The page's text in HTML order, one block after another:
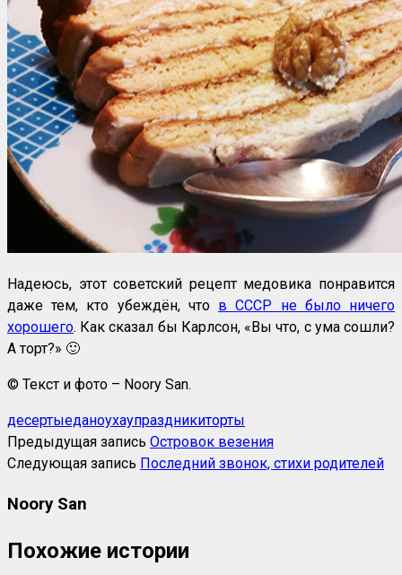
Надеюсь, этот советский рецепт медовика понравится
даже тем, кто убеждён, что в СССР не было ничего
хорошего. Как сказал бы Карлсон, «Вы что, с ума сошли?
А торт?» 🙂
© Текст и фото – Noory San.
десертыеданоухаупраздникиторты
Предыдущая запись Островок везения
Следующая запись Последний звонок, стихи родителей
Noory San
Похожие истории